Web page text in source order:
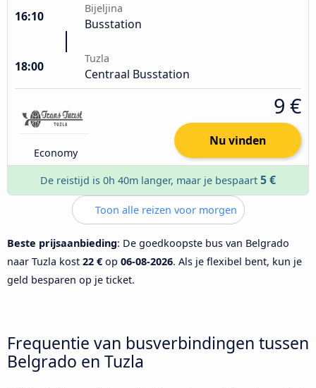
16:10
Bijeljina
Busstation
18:00
Tuzla
Centraal Busstation
Economy
9 €
Nu vinden
De reistijd is 0h 40m langer, maar je bespaart 5 €
Toon alle reizen voor morgen
Beste prijsaanbieding: De goedkoopste bus van Belgrado
naar Tuzla kost 22 € op 06-08-2026. Als je flexibel bent, kun je
geld besparen op je ticket.
Frequentie van busverbindingen tussen
Belgrado en Tuzla